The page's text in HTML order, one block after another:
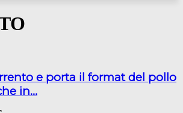
e porta il format del pollo
in...